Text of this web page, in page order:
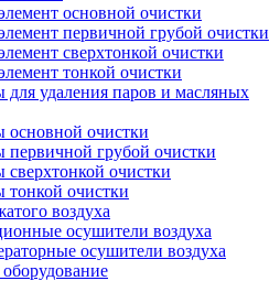
основной очистки
первичной грубой очистки
сверхтонкой очистки
тонкой очистки
для удаления паров и масляных
основной очистки
первичной грубой очистки
очистки
тонкой очистки
воздуха
осушители воздуха
осушители воздуха